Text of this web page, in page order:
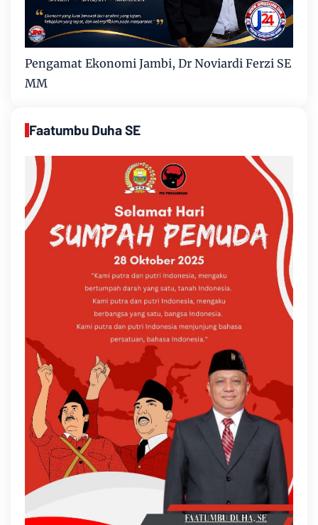
Pengamat Ekonomi Jambi, Dr Noviardi Ferzi SE
MM
Faatumbu Duha SE